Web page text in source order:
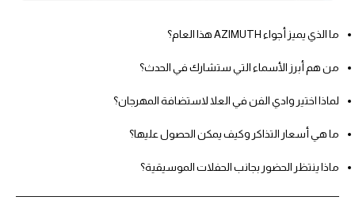
ما الذي يميز أجواء AZIMUTH هذا العام؟
من هم أبرز الأسماء التي ستشارك في الحدث؟
لماذا اختير وادي الفن في العلا لاستضافة المهرجان؟
ما هي أسعار التذاكر وكيف يمكن الحصول عليها؟
ماذا ينتظر الحضور بجانب الحفلات الموسيقية؟